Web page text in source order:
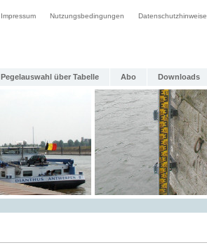
Impressum Nutzungsbedingungen Datenschutzhinweise
Pegelauswahl über Tabelle Abo Downloads